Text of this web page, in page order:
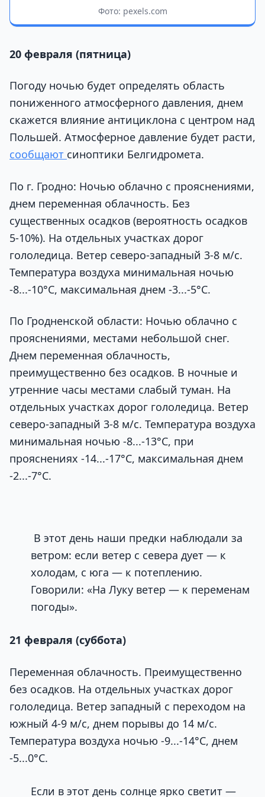
Фото: pexels.com
20 февраля (пятница)
Погоду ночью будет определять область
пониженного атмосферного давления, днем
скажется влияние антициклона с центром над
Польшей. Атмосферное давление будет расти,
сообщают синоптики Белгидромета.
По г. Гродно: Ночью облачно с прояснениями,
днем переменная облачность. Без
существенных осадков (вероятность осадков
5-10%). На отдельных участках дорог
гололедица. Ветер северо-западный 3-8 м/с.
Температура воздуха минимальная ночью
-8...-10°C, максимальная днем -3...-5°C.
По Гродненской области: Ночью облачно с
прояснениями, местами небольшой снег.
Днем переменная облачность,
преимущественно без осадков. В ночные и
утренние часы местами слабый туман. На
отдельных участках дорог гололедица. Ветер
северо-западный 3-8 м/с. Температура воздуха
минимальная ночью -8...-13°C, при
прояснениях -14...-17°C, максимальная днем
-2...-7°C.
В этот день наши предки наблюдали за
ветром: если ветер с севера дует — к
холодам, с юга — к потеплению.
Говорили: «На Луку ветер — к переменам
погоды».
21 февраля (суббота)
Переменная облачность. Преимущественно
без осадков. На отдельных участках дорог
гололедица. Ветер западный с переходом на
южный 4-9 м/с, днем порывы до 14 м/с.
Температура воздуха ночью -9...-14°C, днем
-5...0°C.
Если в этот день солнце ярко светит —